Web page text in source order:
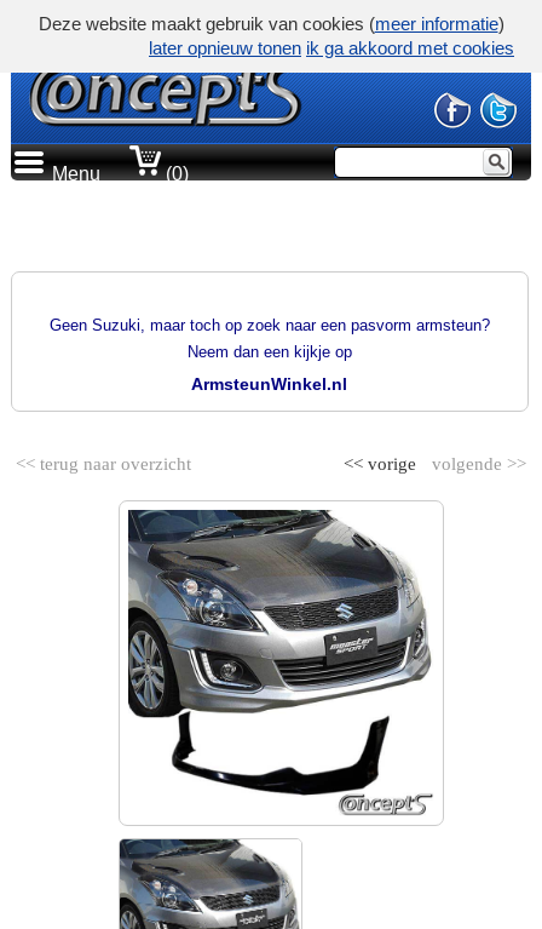
Menu (0)
Geen Suzuki, maar toch op zoek naar een pasvorm armsteun?
Neem dan een kijkje op
ArmsteunWinkel.nl
<< terug naar overzicht volgende >>
<< vorige
Deze website maakt gebruik van cookies (meer informatie)
later opnieuw tonen ik ga akkoord met cookies